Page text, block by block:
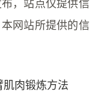
，站点仅提供信
网站所提供的信
肌肉锻炼方法